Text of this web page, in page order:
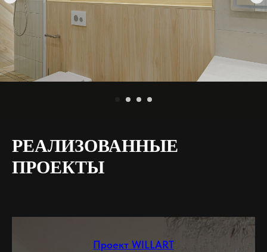
РЕАЛИЗОВАННЫЕ
ПРОЕКТЫ
Проект WILLART